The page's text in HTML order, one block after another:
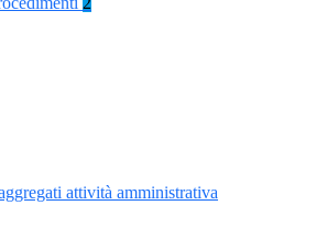
attività amministrativa